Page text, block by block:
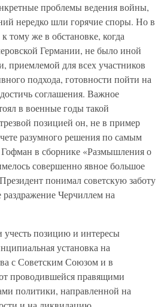
проблемы ведения войны,
нередко шли горячие споры. Но в
тому же в обстановке, когда
Германии, не было иной
приемлемой для всех участников
подхода, готовности пойти на
соглашения. Важное
в военные годы такой
позицией он, не в пример
разумного решения по самым
в сборнике «Размышления о
совершенно явное большое
понимал советскую заботу
раздражение Черчиллем на
учесть позицию и интересы
установка на
с Советским Союзом и в
проводившейся правящими
политики, направленной на